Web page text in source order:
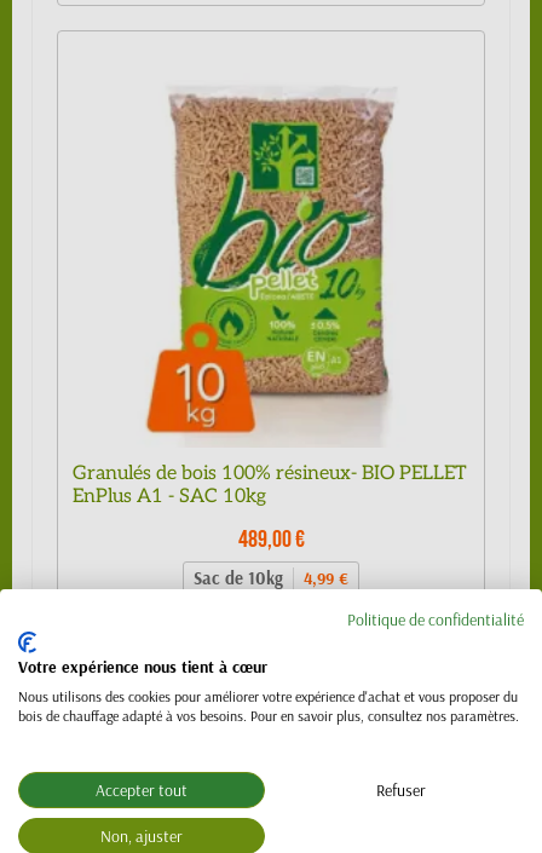
Granulés de bois 100% résineux- BIO PELLET
EnPlus A1 - SAC 10kg
489,00 €
Sac de 10kg 4,99 €
109,00 €
VL (PTAC 3.5t)
Palette 990 kg (99 sacs) 439,00 €
Politique de confidentialité
Votre expérience nous tient à cœur
Nous utilisons des cookies pour améliorer votre expérience d'achat et vous proposer du
bois de chauffage adapté à vos besoins. Pour en savoir plus, consultez nos paramètres.
Accepter tout Refuser
Non, ajuster